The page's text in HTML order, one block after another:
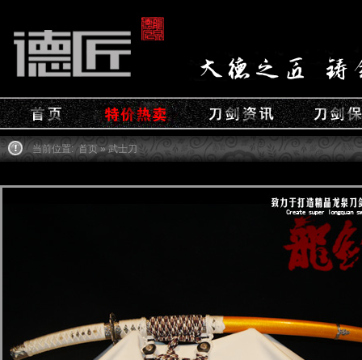
当前位置: 首页» 武士刀